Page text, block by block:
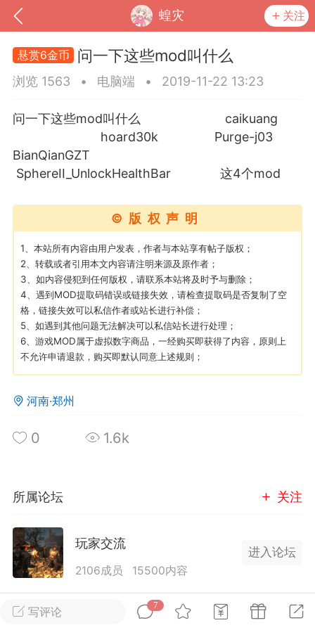
蝗灾 关注
我的钱包 道具 排行榜
MOD下载 攻略教程 联机招募
大人
Lv.8
17:51
电脑端 其他&工具
杀 模组安装/管理工具v1.1.0 测试版发
管理器专为新手小白准备，让安装
汉 写评论
7
悬赏6金币 问一下这些mod叫什么
浏览 1563 • 电脑端 • 2019-11-22 13:23
问一下这些mod叫什么 caikuang
hoard30k Purge-j03
BianQianGZT
SphereII_UnlockHealthBar 这4个mod
©版权声明
1、本站所有内容由用户发表，作者与本站享有帖子版权；
2、转载或者引用本文内容请注明来源及原作者；
3、如内容侵犯到任何版权，请联系本站将及时予与删除；
4、遇到MOD提取码错误或链接失效，请检查提取码是否复制了空
格，链接失效可以私信作者或站长进行补偿；
5、如遇到其他问题无法解决可以私信站长进行处理；
6、游戏MOD属于虚拟数字商品，一经购买即获得了内容，原则上
不允许申请退款，购买即默认同意上述规则；
河南·郑州
0 1.6k
所属论坛 关注
玩家交流
2106成员 15500内容
进入论坛
为七日杀玩家提供交流、提问、分享平台。发帖请
遵守中国法律规则，拒绝违法信息！